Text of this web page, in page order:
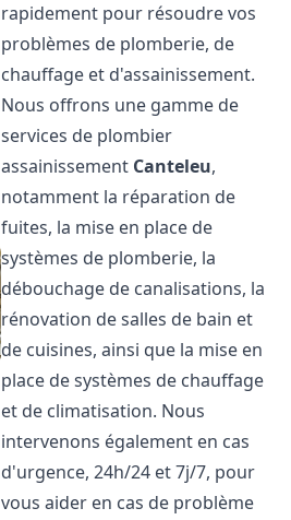
rapidement pour résoudre vos
problèmes de plomberie, de
chauffage et d'assainissement.
Nous offrons une gamme de
services de plombier
assainissement Canteleu,
notamment la réparation de
fuites, la mise en place de
systèmes de plomberie, la
débouchage de canalisations, la
rénovation de salles de bain et
de cuisines, ainsi que la mise en
place de systèmes de chauffage
et de climatisation. Nous
intervenons également en cas
d'urgence, 24h/24 et 7j/7, pour
vous aider en cas de problème